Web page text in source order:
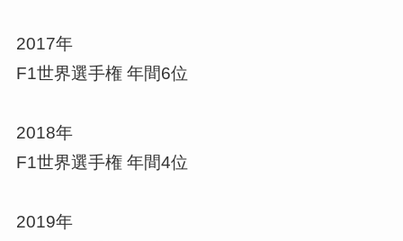
2017年
F1世界選手権 年間6位
2018年
F1世界選手権 年間4位
2019年